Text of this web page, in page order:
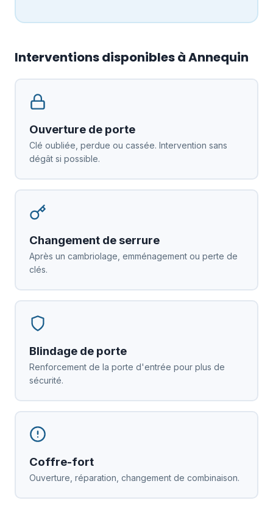
Interventions disponibles à Annequin
Ouverture de porte
Clé oubliée, perdue ou cassée. Intervention sans
dégât si possible.
Changement de serrure
Après un cambriolage, emménagement ou perte de
clés.
Blindage de porte
Renforcement de la porte d'entrée pour plus de
sécurité.
Coffre-fort
Ouverture, réparation, changement de combinaison.